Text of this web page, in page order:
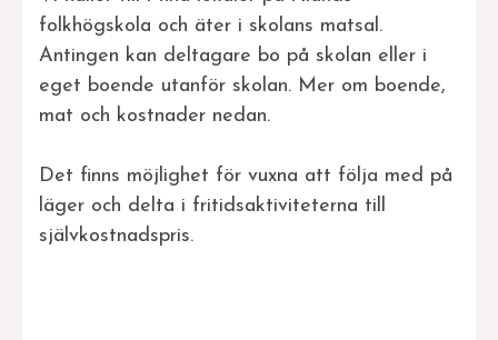
folkhögskola och äter i skolans matsal.
Antingen kan deltagare bo på skolan eller i
eget boende utanför skolan. Mer om boende,
mat och kostnader nedan.
Det finns möjlighet för vuxna att följa med på
läger och delta i fritidsaktiviteterna till
självkostnadspris.